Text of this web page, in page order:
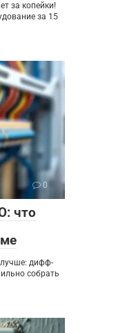
за копейки!
за 15
0
что
лучше: дифф-
собрать